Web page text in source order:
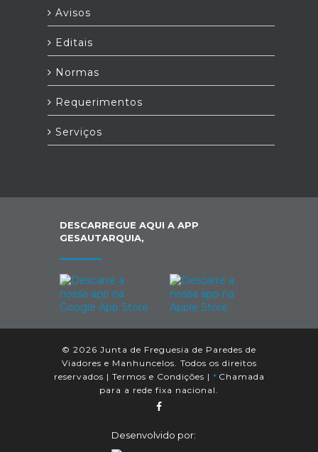
Avisos
Editais
Normas
Requerimentos
Serviços
DESCARREGUE AQUI A APP
GESAUTARQUIA,
© 2026 Junta de Freguesia de Paredes de
Viadores e Manhuncelos. Todos os direitos
reservados | Termos e Condições | * Chamada
para a rede fixa nacional.
Desenvolvido por: